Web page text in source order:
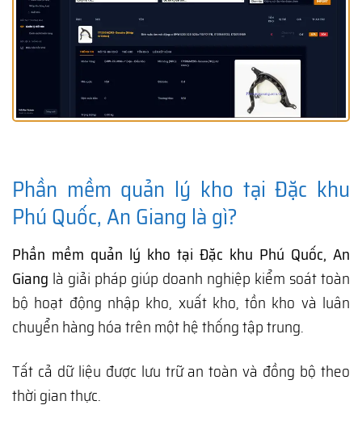
Phần mềm quản lý kho tại Đặc khu
Phú Quốc, An Giang là gì?
Phần mềm quản lý kho tại Đặc khu Phú Quốc, An
Giang là giải pháp giúp doanh nghiệp kiểm soát toàn
bộ hoạt động nhập kho, xuất kho, tồn kho và luân
chuyển hàng hóa trên một hệ thống tập trung.
Tất cả dữ liệu được lưu trữ an toàn và đồng bộ theo
thời gian thực.